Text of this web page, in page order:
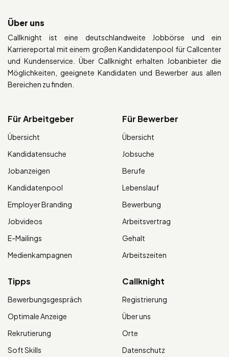
Über uns
Callknight ist eine deutschlandweite Jobbörse und ein
Karriereportal mit einem großen Kandidatenpool für Callcenter
und Kundenservice. Über Callknight erhalten Jobanbieter die
Möglichkeiten, geeignete Kandidaten und Bewerber aus allen
Bereichen zu finden.
Für Arbeitgeber
Übersicht
Kandidatensuche
Jobanzeigen
Kandidatenpool
Employer Branding
Jobvideos
E-Mailings
Medienkampagnen
Für Bewerber
Übersicht
Jobsuche
Berufe
Lebenslauf
Bewerbung
Arbeitsvertrag
Gehalt
Arbeitszeiten
Tipps
Bewerbungsgespräch
Optimale Anzeige
Rekrutierung
Soft Skills
Callknight
Registrierung
Über uns
Orte
Datenschutz